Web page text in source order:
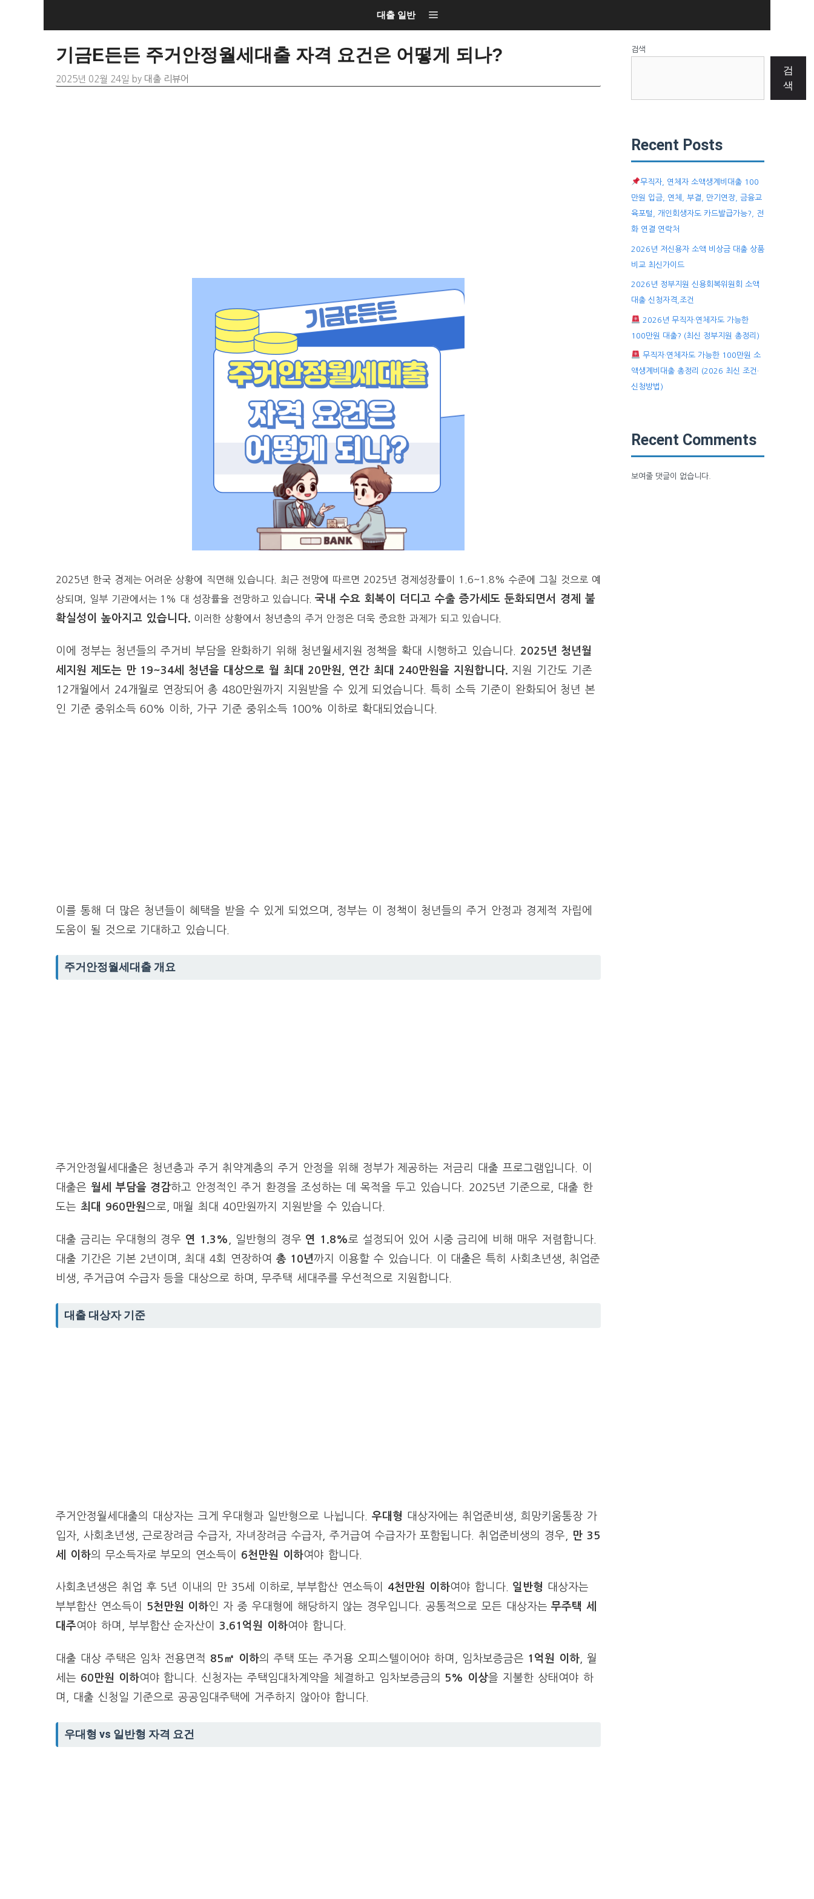
대출 일반
기금E든든 주거안정월세대출 자격 요건은 어떻게 되나?
2025년 02월 24일 by 대출 리뷰어
2025년 한국 경제는 어려운 상황에 직면해 있습니다. 최근 전망에 따르면 2025년 경제성장률이 1.6~1.8% 수준에 그칠 것으로 예
상되며, 일부 기관에서는 1% 대 성장률을 전망하고 있습니다.국내 수요 회복이 더디고 수출 증가세도 둔화되면서 경제 불
확실성이 높아지고 있습니다. 이러한 상황에서 청년층의 주거 안정은 더욱 중요한 과제가 되고 있습니다.
이에 정부는 청년들의 주거비 부담을 완화하기 위해 청년월세지원 정책을 확대 시행하고 있습니다. 2025년 청년월
세지원 제도는 만 19~34세 청년을 대상으로 월 최대 20만원, 연간 최대 240만원을 지원합니다. 지원 기간도 기존
12개월에서 24개월로 연장되어 총 480만원까지 지원받을 수 있게 되었습니다. 특히 소득 기준이 완화되어 청년 본
인 기준 중위소득 60% 이하, 가구 기준 중위소득 100% 이하로 확대되었습니다.
이를 통해 더 많은 청년들이 혜택을 받을 수 있게 되었으며, 정부는 이 정책이 청년들의 주거 안정과 경제적 자립에
도움이 될 것으로 기대하고 있습니다.
주거안정월세대출 개요
주거안정월세대출은 청년층과 주거 취약계층의 주거 안정을 위해 정부가 제공하는 저금리 대출 프로그램입니다. 이
대출은 월세 부담을 경감하고 안정적인 주거 환경을 조성하는 데 목적을 두고 있습니다. 2025년 기준으로, 대출 한
도는 최대 960만원으로, 매월 최대 40만원까지 지원받을 수 있습니다.
대출 금리는 우대형의 경우 연 1.3% , 일반형의 경우 연 1.8%로 설정되어 있어 시중 금리에 비해 매우 저렴합니다.
대출 기간은 기본 2년이며, 최대 4회 연장하여 총 10년까지 이용할 수 있습니다. 이 대출은 특히 사회초년생, 취업준
비생, 주거급여 수급자 등을 대상으로 하며, 무주택 세대주를 우선적으로 지원합니다.
대출 대상자 기준
주거안정월세대출의 대상자는 크게 우대형과 일반형으로 나뉩니다. 우대형 대상자에는 취업준비생, 희망키움통장 가
입자, 사회초년생, 근로장려금 수급자, 자녀장려금 수급자, 주거급여 수급자가 포함됩니다. 취업준비생의 경우,
만 35
세 이하의 무소득자로 부모의 연소득이 6천만원 이하여야 합니다.
사회초년생은 취업 후 5년 이내의 만 35세 이하로, 부부합산 연소득이 4천만원 이하여야 합니다. 일반형 대상자는
부부합산 연소득이
5천만원 이하인 자 중 우대형에 해당하지 않는 경우입니다. 공통적으로 모든 대상자는무주택 세
대주여야 하며, 부부합산 순자산이3.61억원 이하여야 합니다.
대출 대상 주택은 임차 전용면적 85㎡ 이하의 주택 또는 주거용 오피스텔이어야 하며, 임차보증금은 1억원 이하 , 월
세는 60만원 이하여야 합니다. 신청자는 주택임대차계약을 체결하고 임차보증금의 5% 이상을 지불한 상태여야 하
며, 대출 신청일 기준으로 공공임대주택에 거주하지 않아야 합니다.
우대형 vs 일반형 자격 요건
검색
검
색
Recent Posts
무직자, 연체자 소액생계비대출 100
만원 입금, 연체, 부결, 만기연장, 금융교
육포털, 개인회생자도 카드발급가능?, 전
화 연결 연락처
2026년 저신용자 소액 비상금 대출 상품
비교 최신가이드
2026년 정부지원 신용회복위원회 소액
대출 신청자격,조건
2026년 무직자·연체자도 가능한
100만원 대출? (최신 정부지원 총정리)
무직자·연체자도 가능한 100만원 소
액생계비대출 총정리 (2026 최신 조건·
신청방법)
Recent Comments
보여줄 댓글이 없습니다.